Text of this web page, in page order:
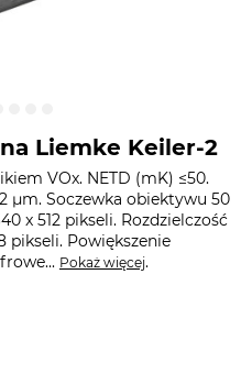
Liemke Keiler-2
VOx. NETD (mK) ≤50.
µm. Soczewka obiektywu 50
x 512 pikseli. Rozdzielczość
pikseli. Powiększenie
Pokaż więcej.